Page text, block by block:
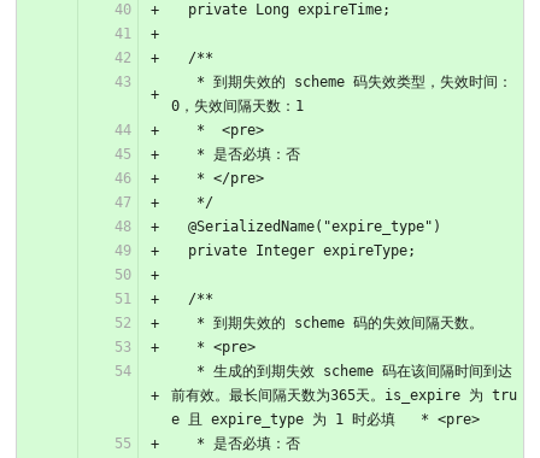
  private Long expireTime;
  /**
0，失效间隔天数：1
   *  <pre>
   * 是否必填：否
   * </pre>
   */
  @SerializedName("expire_type")
  private Integer expireType;
  /**
   * 到期失效的 scheme 码的失效间隔天数。
   * <pre>
前有效。最长间隔天数为365天。is_expire 为 tru
e 且 expire_type 为 1 时必填   * <pre>
   * 是否必填：否